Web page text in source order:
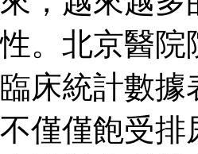
性。北京醫院
臨床統計數據
不僅僅飽受排